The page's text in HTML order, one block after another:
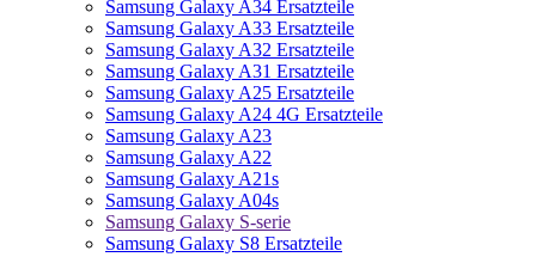
Samsung Galaxy A34 Ersatzteile
Samsung Galaxy A33 Ersatzteile
Samsung Galaxy A32 Ersatzteile
Samsung Galaxy A31 Ersatzteile
Samsung Galaxy A25 Ersatzteile
Samsung Galaxy A24 4G Ersatzteile
Samsung Galaxy A23
Samsung Galaxy A22
Samsung Galaxy A21s
Samsung Galaxy A04s
Samsung Galaxy S-serie
Samsung Galaxy S8 Ersatzteile